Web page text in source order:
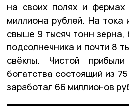
на своих полях и
миллиона рублей. На тока
свыше 9 тысяч тонн зерна,
подсолнечника и почти 8
свёклы. Чистой
богатства состоящий из
заработал 66 миллионов